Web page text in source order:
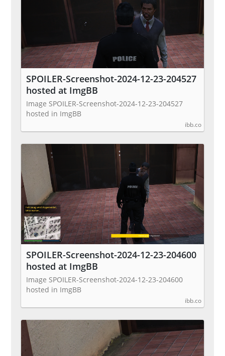
SPOILER-Screenshot-2024-12-23-204527
hosted at ImgBB
Image SPOILER-Screenshot-2024-12-23-204527
hosted in ImgBB
ibb.co
SPOILER-Screenshot-2024-12-23-204600
hosted at ImgBB
Image SPOILER-Screenshot-2024-12-23-204600
hosted in ImgBB
ibb.co